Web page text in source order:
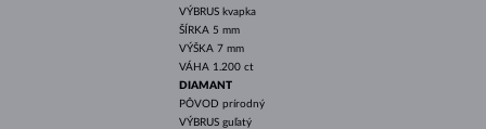
VÝBRUS kvapka
ŠÍRKA 5 mm
VÝŠKA 7 mm
VÁHA 1.200 ct
DIAMANT
PÔVOD prírodný
VÝBRUS guľatý